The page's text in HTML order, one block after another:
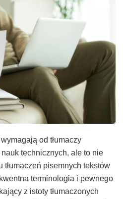
wymagają od tłumaczy
technicznych, ale to nie
tłumaczeń pisemnych tekstów
terminologia i pewnego
z istoty tłumaczonych